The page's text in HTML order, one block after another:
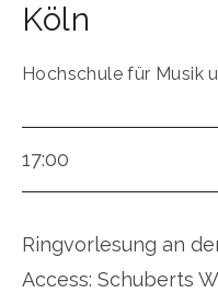
Köln
Hochschule für Musik
17:00
Ringvorlesung an
Access: Schuberts